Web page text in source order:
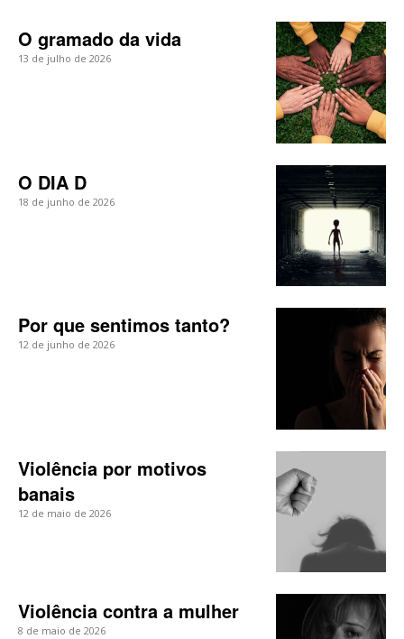
O gramado da vida
13 de julho de 2026
O DIA D
18 de junho de 2026
Por que sentimos tanto?
12 de junho de 2026
Violência por motivos
banais
12 de maio de 2026
Violência contra a mulher
8 de maio de 2026